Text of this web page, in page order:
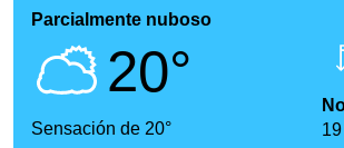
ha
que se
calidad.
a este
Parcialmente nuboso
20°
Sensación de 20°
19